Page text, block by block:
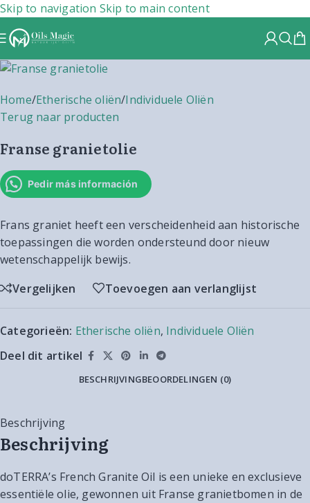
Skip to navigation Skip to main content
Home/Etherische oliën/Individuele Oliën
Terug naar producten
Franse granietolie
Pedir más información
Frans graniet heeft een verscheidenheid aan historische
toepassingen die worden ondersteund door nieuw
wetenschappelijk bewijs.
Vergelijken
Toevoegen aan verlanglijst
Categorieën: Etherische oliën, Individuele Oliën
Deel dit artikel
BESCHRIJVINGBEOORDELINGEN (0)
Beschrijving
Beschrijving
doTERRA’s French Granite Oil is een unieke en exclusieve
essentiële olie, gewonnen uit Franse granietbomen in de